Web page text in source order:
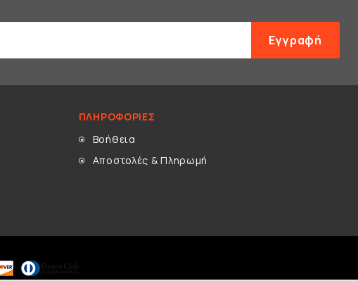
Εγγραφή
ΠΛΗΡΟΦΟΡΊΕΣ
Βοήθεια
Αποστολές & Πληρωμή